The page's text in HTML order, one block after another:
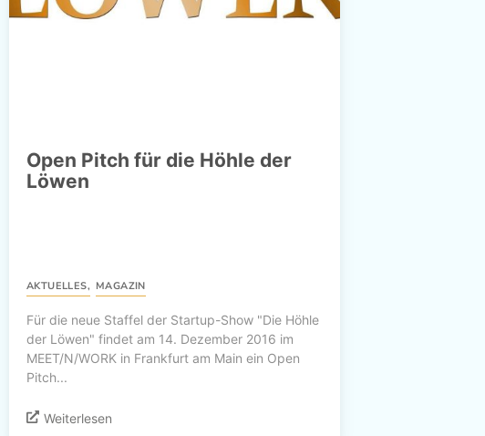
Open Pitch für die Höhle der
Löwen
AKTUELLES, MAGAZIN
Für die neue Staffel der Startup-Show "Die Höhle
der Löwen" findet am 14. Dezember 2016 im
MEET/N/WORK in Frankfurt am Main ein Open
Pitch...
Weiterlesen